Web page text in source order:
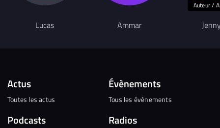
Lucas Ammar
Auteur /
Actus
Toutes les actus
Podcasts
Évènements
Tous les évènements
Radios